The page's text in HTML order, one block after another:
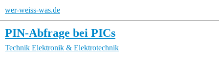
wer-weiss-was.de
PIN-Abfrage bei PICs
Technik Elektronik & Elektrotechnik